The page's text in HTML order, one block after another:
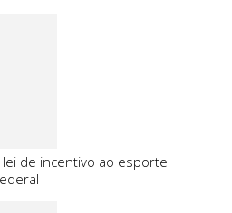
lei de incentivo ao esporte